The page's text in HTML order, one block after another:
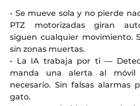
• Se mueve sola y no pierde
PTZ motorizadas giran
siguen cualquier movimiento.
sin zonas muertas.
• La IA trabaja por ti —
manda una alerta al móvil
necesario. Sin falsas alarmas
gato.